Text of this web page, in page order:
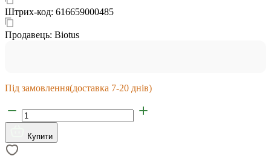
Штрих-код: 616659000485
Продавець: Biotus
Під замовлення(доставка 7-20 днів)
Купити